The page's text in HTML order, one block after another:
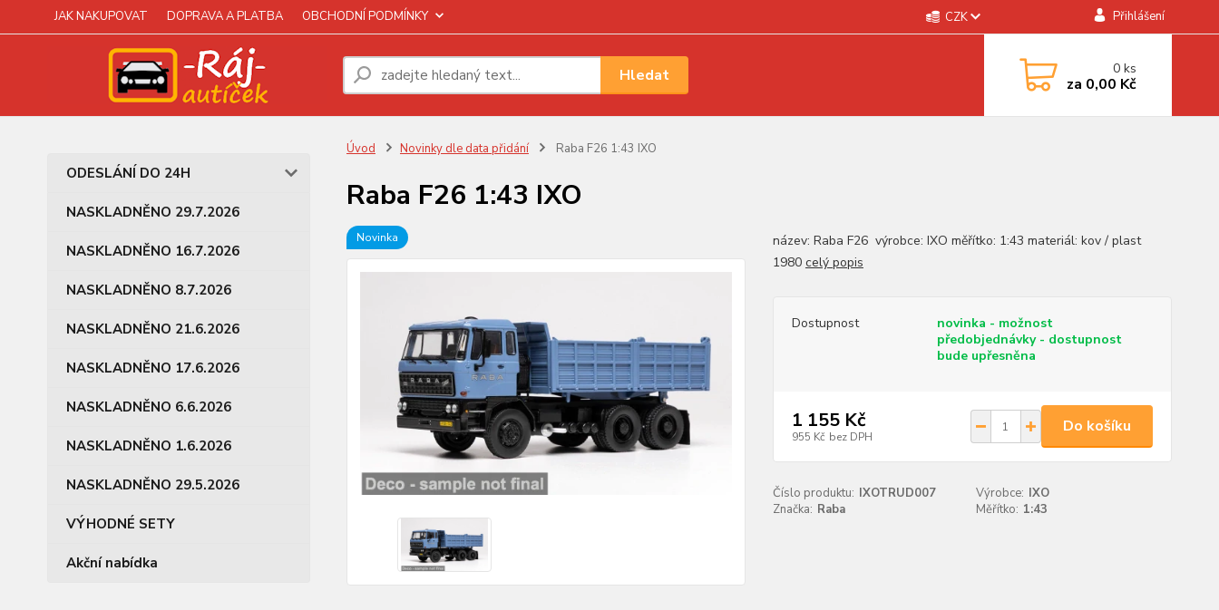
JAK NAKUPOVAT DOPRAVA A PLATBA OBCHODNÍ PODMÍNKY CZK Přihlášení
Hledat 0ks
za 0,00 Kč
ODESLÁNÍ DO 24H
NASKLADNĚNO 29.7.2026
NASKLADNĚNO 16.7.2026
NASKLADNĚNO 8.7.2026
NASKLADNĚNO 21.6.2026
NASKLADNĚNO 17.6.2026
NASKLADNĚNO 6.6.2026
NASKLADNĚNO 1.6.2026
NASKLADNĚNO 29.5.2026
VÝHODNÉ SETY
Akční nabídka
Úvod Novinky dle data přidání Raba F26 1:43 IXO
Raba F26 1:43 IXO
Novinka
název: Raba F26 výrobce: IXO měřítko: 1:43 materiál: kov / plast
1980 celý popis
Dostupnost
novinka - možnost
předobjednávky - dostupnost
bude upřesněna
1 155 Kč
955 Kč bez DPH
Do košíku
Číslo produktu: IXOTRUD007 Výrobce: IXO
Značka: Raba Měřítko: 1:43